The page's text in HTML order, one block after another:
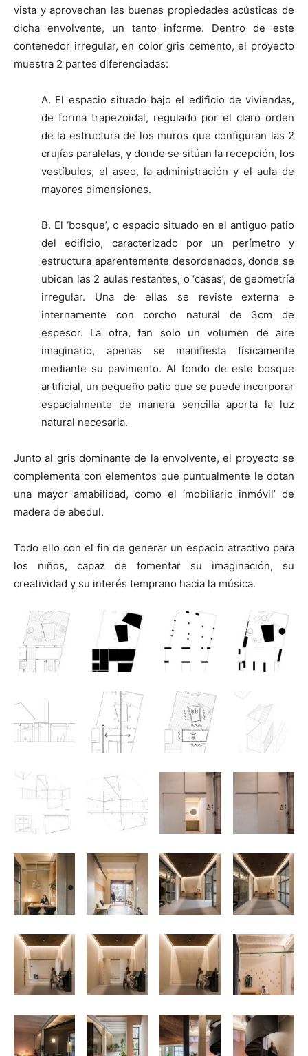
vista y aprovechan las buenas propiedades acústicas de
dicha envolvente, un tanto informe. Dentro de este
contenedor irregular, en color gris cemento, el proyecto
muestra 2 partes diferenciadas:
A. El espacio situado bajo el edificio de viviendas,
de forma trapezoidal, regulado por el claro orden
de la estructura de los muros que configuran las 2
crujías paralelas, y donde se sitúan la recepción, los
vestíbulos, el aseo, la administración y el aula de
mayores dimensiones.
B. El ‘bosque’, o espacio situado en el antiguo patio
del edificio, caracterizado por un perímetro y
estructura aparentemente desordenados, donde se
ubican las 2 aulas restantes, o ‘casas’, de geometría
irregular. Una de ellas se reviste externa e
internamente con corcho natural de 3cm de
espesor. La otra, tan solo un volumen de aire
imaginario, apenas se manifiesta físicamente
mediante su pavimento. Al fondo de este bosque
artificial, un pequeño patio que se puede incorporar
espacialmente de manera sencilla aporta la luz
natural necesaria.
Junto al gris dominante de la envolvente, el proyecto se
complementa con elementos que puntualmente le dotan
una mayor amabilidad, como el ‘mobiliario inmóvil’ de
madera de abedul.
Todo ello con el fin de generar un espacio atractivo para
los niños, capaz de fomentar su imaginación, su
creatividad y su interés temprano hacia la música.